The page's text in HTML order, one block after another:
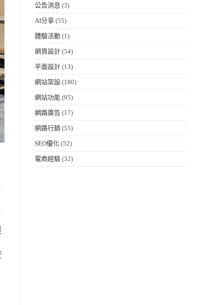
公告消息 (3)
AI分享 (55)
體驗活動 (1)
網頁設計 (54)
平面設計 (13)
網站架設 (180)
網站功能 (95)
網路廣告 (17)
網路行銷 (55)
SEO優化 (52)
電商經驗 (32)